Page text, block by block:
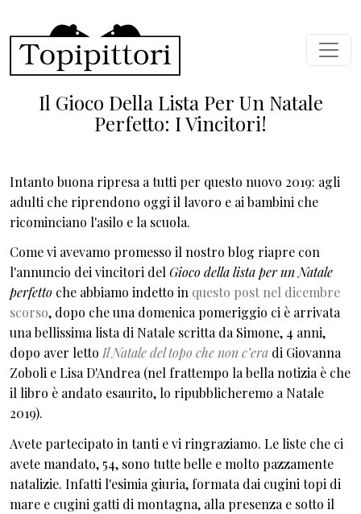
Il Gioco Della Lista Per Un Natale
Perfetto: I Vincitori!
Intanto buona ripresa a tutti per questo nuovo 2019: agli
adulti che riprendono oggi il lavoro e ai bambini che
ricominciano l'asilo e la scuola.
Come vi avevamo promesso il nostro blog riapre con
l'annuncio dei vincitori del Gioco della lista per un Natale
perfetto che abbiamo indetto in questo post nel dicembre
scorso, dopo che una domenica pomeriggio ci è arrivata
una bellissima lista di Natale scritta da Simone, 4 anni,
dopo aver letto Il Natale del topo che non c’era di Giovanna
Zoboli e Lisa D'Andrea (nel frattempo la bella notizia è che
il libro è andato esaurito, lo ripubblicheremo a Natale
2019).
Avete partecipato in tanti e vi ringraziamo. Le liste che ci
avete mandato, 54, sono tutte belle e molto pazzamente
natalizie. Infatti l'esimia giuria, formata dai cugini topi di
mare e cugini gatti di montagna, alla presenza e sotto il